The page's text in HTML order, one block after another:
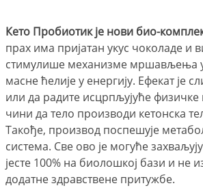
Кето Пробиотик је нови био-
прах има пријатан укус чоколаде и
стимулише механизме мршављења
масне ћелије у енергију. Ефекат је
или да радите исцрпљујуће
чини да тело производи кетонска
Такође, производ поспешује
система. Све ово је могуће
јесте 100% на биолошкој бази и не
додатне здравствене притужбе.